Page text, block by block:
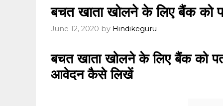
बचत खाता खोलने के लिए बैंक को
June 12, 2020 by Hindikeguru
बचत खाता खोलने के लिए बैंक को
आवेदन कैसे लिखें